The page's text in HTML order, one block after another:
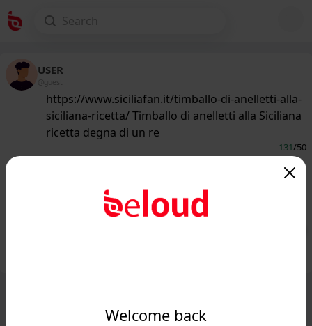
Welcome back
USER
@guest
https://www.siciliafan.it/timballo-di-anelletti-alla-
siciliana-ricetta/ Timballo di anelletti alla Siciliana
ricetta degna di un re
131/50
ricetta degna di un re!...